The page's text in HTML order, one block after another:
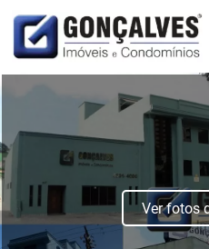
Ver fotos